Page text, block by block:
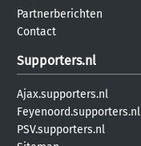
Partnerberichten
Contact
Supporters.nl
Ajax.supporters.nl
Feyenoord.supporters.nl
PSV.supporters.nl